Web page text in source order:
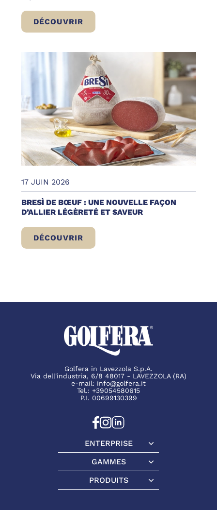
DÉCOUVRIR
BRESÌ DE BŒUF EN BARQUETTE: LE
17 JUIN 2026
BRESÌ DE BŒUF : UNE NOUVELLE FAÇON
D’ALLIER LÉGÈRETÉ ET SAVEUR
DÉCOUVRIR
BRESÌ DE BŒUF : UNE NOUVELLE FAÇON
Golfera in Lavezzola S.p.A.
Via dell'industria, 6/8 48017 - LAVEZZOLA (RA)
e-mail: info@golfera.it
Tel.: +39054580615
P.I. 00699130399
ENTERPRISE
Enterprise
GAMMES
Gammes
PRODUITS
Produits